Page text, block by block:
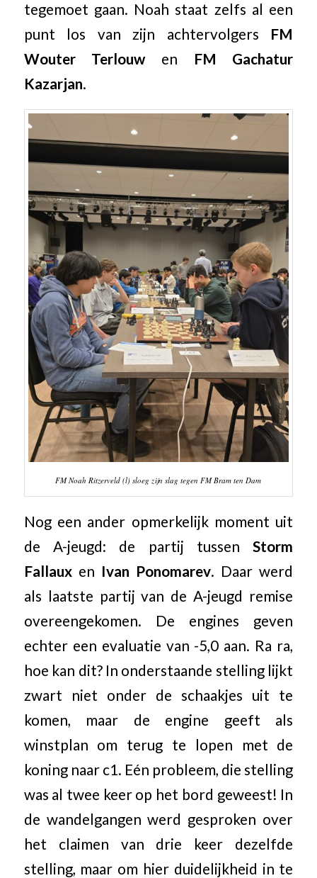
tegemoet gaan. Noah staat zelfs al een
punt los van zijn achtervolgers FM
Wouter Terlouwen FM Gachatur
Kazarjan.
FM Noah Ritzerveld (l) sloeg zijn slag tegen FM Bram ten Dam
Nog een ander opmerkelijk moment uit
de A-jeugd: de partij tussenStorm
Fallauxen Ivan Ponomarev. Daar werd
als laatste partij van de A-jeugd remise
overeengekomen. De engines geven
echter een evaluatie van -5,0 aan. Ra ra,
hoe kan dit? In onderstaande stelling lijkt
zwart niet onder de schaakjes uit te
komen, maar de engine geeft als
winstplan om terug te lopen met de
koning naar c1. Eén probleem, die stelling
was al twee keer op het bord geweest! In
de wandelgangen werd gesproken over
het claimen van drie keer dezelfde
stelling, maar om hier duidelijkheid in te